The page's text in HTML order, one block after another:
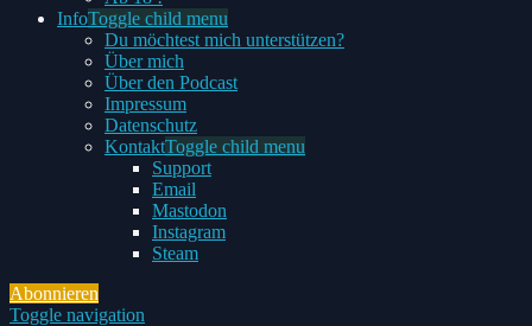
InfoToggle child menu
Du möchtest mich unterstützen?
Über mich
Über den Podcast
Impressum
Datenschutz
KontaktToggle child menu
Support
Email
Mastodon
Instagram
Steam
Abonnieren
Toggle navigation